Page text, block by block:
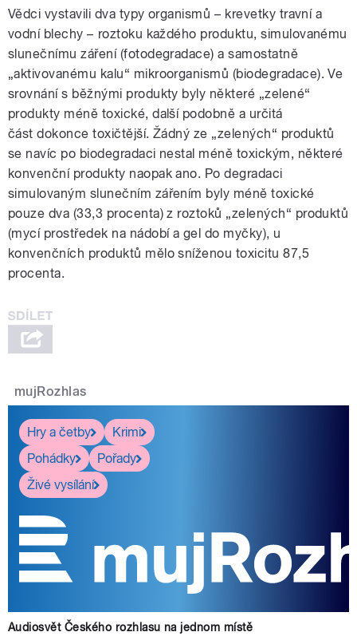
Vědci vystavili dva typy organismů –⁠ krevetky travní a
vodní blechy –⁠ roztoku každého produktu, simulovanému
slunečnímu záření (fotodegradace) a samostatně
„aktivovanému kalu“ mikroorganismů (biodegradace). Ve
srovnání s běžnými produkty byly některé „zelené“
produkty méně toxické, další podobně a určitá
část dokonce toxičtější. Žádný ze „zelených“ produktů
se navíc po biodegradaci nestal méně toxickým, některé
konvenční produkty naopak ano. Po degradaci
simulovaným slunečním zářením byly méně toxické
pouze dva (33,3 procenta) z roztoků „zelených“ produktů
(mycí prostředek na nádobí a gel do myčky), u
konvenčních produktů mělo sníženou toxicitu 87,5
procenta.
mujRozhlas
Hry a četby
Krimi
Pohádky
Pořady
Živé vysílání
Audiosvět Českého rozhlasu na jednom místě